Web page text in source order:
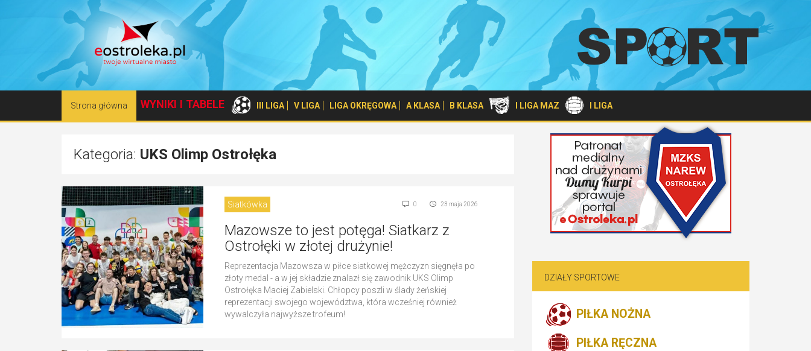
Strona główna WYNIKI I TABELE III LIGA V LIGA LIGA OKRĘGOWA A KLASA B KLASA I LIGA MAZ I LIGA
Kategoria: UKS Olimp Ostrołęka
Siatkówka 23 maja 2026
0
Mazowsze to jest potęga! Siatkarz z
Ostrołęki w złotej drużynie!
Reprezentacja Mazowsza w piłce siatkowej mężczyzn sięgnęła po
złoty medal - a w jej składzie znalazł się zawodnik UKS Olimp
Ostrołęka Maciej Zabielski. Chłopcy poszli w ślady żeńskiej
reprezentacji swojego województwa, która wcześniej również
wywalczyła najwyższe trofeum!
DZIAŁY SPORTOWE
PIŁKA NOŻNA
PIŁKA RĘCZNA